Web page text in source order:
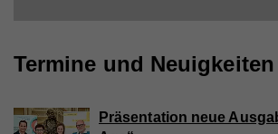
Termine und Neuigkeiten
Präsentation neue